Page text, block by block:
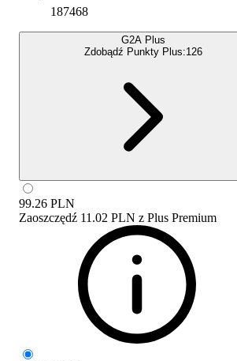
187468
G2A Plus
Zdobądź Punkty Plus:126
99.26 PLN
Zaoszczędź 11.02 PLN z Plus Premium